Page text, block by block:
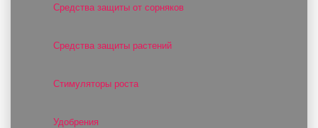
Средства защиты от сорняков
Средства защиты растений
Стимуляторы роста
Удобрения